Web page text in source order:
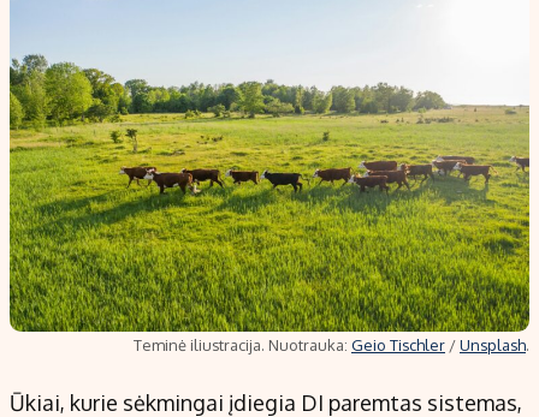
Teminė iliustracija. Nuotrauka: Geio Tischler /Unsplash.
Ūkiai, kurie sėkmingai įdiegia DI paremtas sistemas,